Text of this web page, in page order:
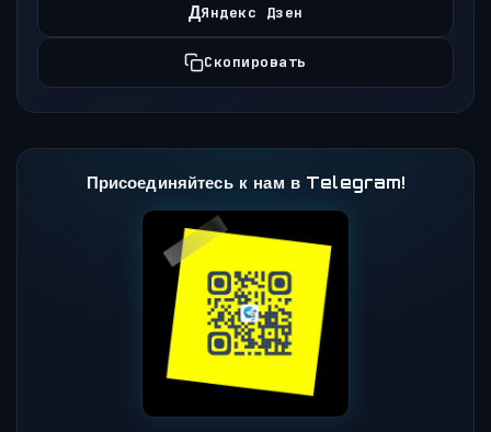
ДЯндекс Дзен
Скопировать
Присоединяйтесь к нам в Telegram!